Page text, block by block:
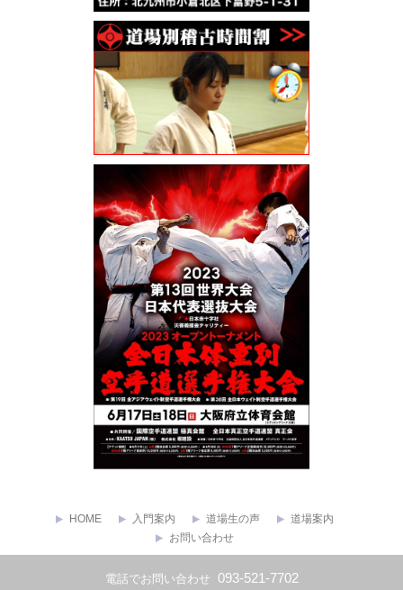
電話でお問い合わせ 093-521-7702
HOME 入門案内 道場生の声
道場案内
お問い合わせ
Copyright © 極真会館 福岡県東支部All rights reserved.